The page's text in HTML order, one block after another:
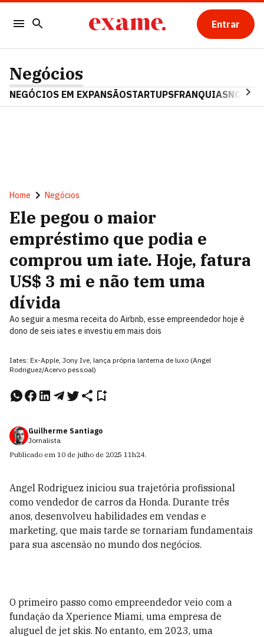
Entrar
Negócios
NEGÓCIOS EM EXPANSÃOSTARTUPSFRANQUIAS
Home Negócios
Ele pegou o maior
empréstimo que podia e
comprou um iate. Hoje, fatura
US$ 3 mi e não tem uma
dívida
Ao seguir a mesma receita do Airbnb, esse empreendedor hoje é
dono de seis iates e investiu em mais dois
Iates: Ex-Apple, Jony Ive, lança própria lanterna de luxo (Angel
Rodriguez/Acervo pessoal)
Guilherme Santiago
Jornalista
Publicado em 10 de julho de 2025 11h24.
Angel Rodriguez iniciou sua trajetória profissional
como vendedor de carros da Honda. Durante três
anos, desenvolveu habilidades em vendas e
marketing, que mais tarde se tornariam fundamentais
para sua ascensão no mundo dos negócios.
O primeiro passo como empreendedor veio com a
fundação da Xperience Miami, uma empresa de
aluguel de jet skis. No entanto, em 2023, uma